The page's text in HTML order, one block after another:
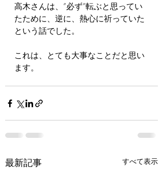
高木さんは、”必ず”転ぶと思ってい
たために、逆に、熱心に祈っていた
という話でした。
これは、とても大事なことだと思い
ます。
最新記事 すべて表示